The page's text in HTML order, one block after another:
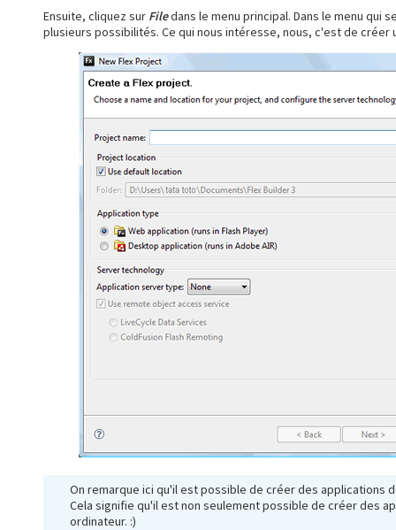
Ensuite, cliquez sur Filedans le menu principal. Dans le menu qui
plusieurs possibilités. Ce qui nous intéresse, nous, c'est de créer
On remarque ici qu'il est possible de créer des applications
Cela signifie qu'il est non seulement possible de créer des
ordinateur. :)